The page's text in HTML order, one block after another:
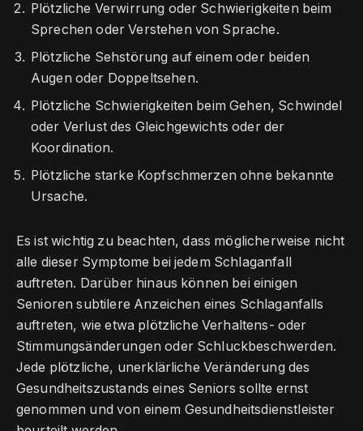
Plötzliche Verwirrung oder Schwierigkeiten beim
Sprechen oder Verstehen von Sprache.
Plötzliche Sehstörung auf einem oder beiden
Augen oder Doppeltsehen.
Plötzliche Schwierigkeiten beim Gehen, Schwindel
oder Verlust des Gleichgewichts oder der
Koordination.
Plötzliche starke Kopfschmerzen ohne bekannte
Ursache.
Es ist wichtig zu beachten, dass möglicherweise nicht
alle dieser Symptome bei jedem Schlaganfall
auftreten. Darüber hinaus können bei einigen
Senioren subtilere Anzeichen eines Schlaganfalls
auftreten, wie etwa plötzliche Verhaltens- oder
Stimmungsänderungen oder Schluckbeschwerden.
Jede plötzliche, unerklärliche Veränderung des
Gesundheitszustands eines Seniors sollte ernst
genommen und von einem Gesundheitsdienstleister